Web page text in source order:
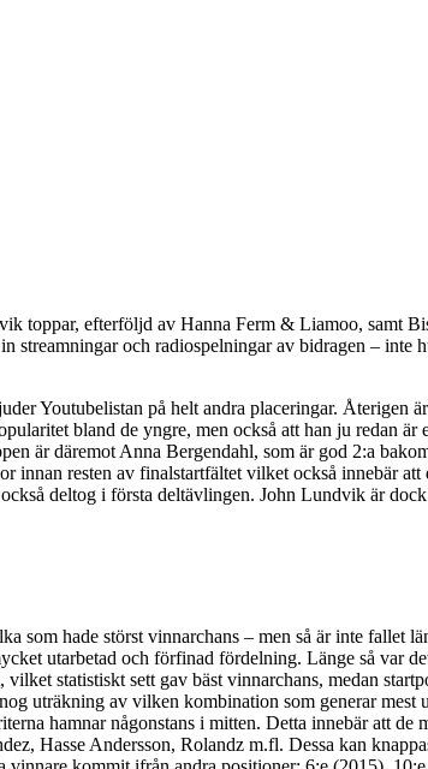
toppar, efterföljd av Hanna Ferm & Liamoo, samt
och radiospelningar av bidragen –
Youtubelistan på helt andra placeringar.
bland de yngre, men också att han ju redan
är däremot Anna Bergendahl, som är god 2:a
resten av finalstartfältet vilket också innebär
deltog i första deltävlingen. John Lundvik är
som hade störst vinnarchans – men så är inte fallet
utarbetad och förfinad fördelning. Länge så var
statistiskt sett gav bäst vinnarchans, medan
uträkning av vilken kombination som generar
hamnar någonstans i mitten. Detta innebär att de
Hasse Andersson, Rolandz m.fl. Dessa kan